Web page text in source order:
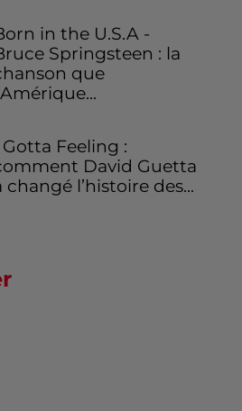
in the U.S.A -
Springsteen : la
que
Gotta Feeling :
David Guetta
changé l’histoire des...